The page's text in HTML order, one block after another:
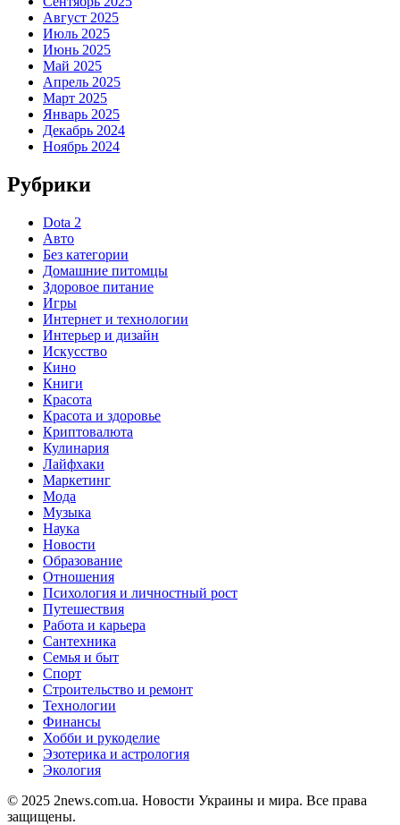
Август 2025
Июль 2025
Июнь 2025
Май 2025
Апрель 2025
Март 2025
Январь 2025
Декабрь 2024
Ноябрь 2024
Рубрики
Dota 2
Авто
Без категории
Домашние питомцы
Здоровое питание
Игры
Интернет и технологии
Интерьер и дизайн
Искусство
Кино
Книги
Красота
Красота и здоровье
Криптовалюта
Кулинария
Лайфхаки
Маркетинг
Мода
Музыка
Наука
Новости
Образование
Отношения
Психология и личностный рост
Путешествия
Работа и карьера
Сантехника
Семья и быт
Спорт
Строительство и ремонт
Технологии
Финансы
Хобби и рукоделие
Эзотерика и астрология
Экология
© 2025 2news.com.ua. Новости Украины и мира. Все права
защищены.